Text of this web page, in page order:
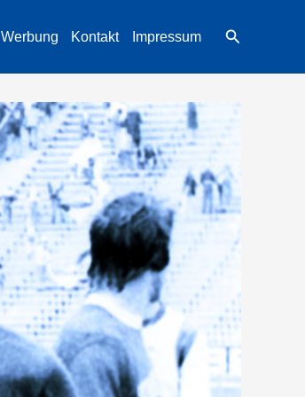
Werbung Kontakt Impressum Suchen